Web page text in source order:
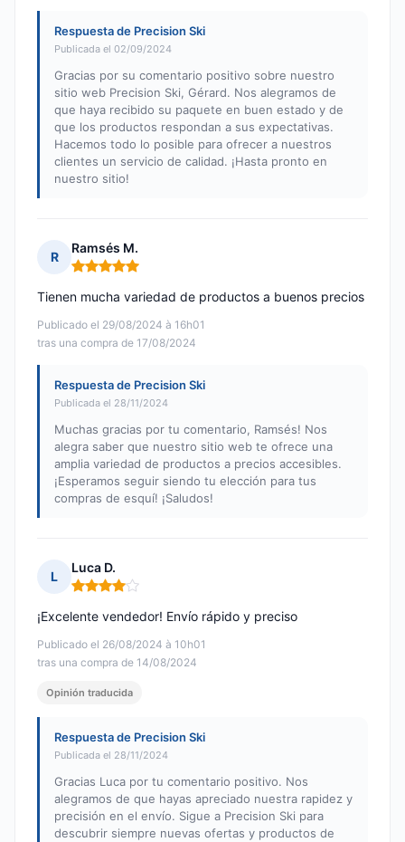
Respuesta de Precision Ski
Publicada el 02/09/2024
Gracias por su comentario positivo sobre nuestro
sitio web Precision Ski, Gérard. Nos alegramos de
que haya recibido su paquete en buen estado y de
que los productos respondan a sus expectativas.
Hacemos todo lo posible para ofrecer a nuestros
clientes un servicio de calidad. ¡Hasta pronto en
nuestro sitio!
R
Ramsés M.
Nota: 5 de 5
Publicado el 29/08/2024 à 16h01
tras una compra de 17/08/2024
Tienen mucha variedad de productos a buenos precios
Respuesta de Precision Ski
Publicada el 28/11/2024
Muchas gracias por tu comentario, Ramsés! Nos
alegra saber que nuestro sitio web te ofrece una
amplia variedad de productos a precios accesibles.
¡Esperamos seguir siendo tu elección para tus
compras de esquí! ¡Saludos!
L
Luca D.
Nota: 4 de 5
Publicado el 26/08/2024 à 10h01
tras una compra de 14/08/2024
¡Excelente vendedor! Envío rápido y preciso
Opinión traducida
Respuesta de Precision Ski
Publicada el 28/11/2024
Gracias Luca por tu comentario positivo. Nos
alegramos de que hayas apreciado nuestra rapidez y
precisión en el envío. Sigue a Precision Ski para
descubrir siempre nuevas ofertas y productos de